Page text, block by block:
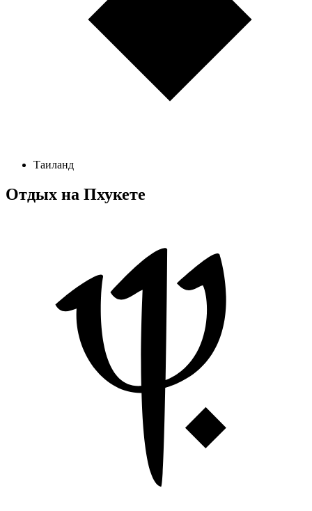
Таиланд
Отдых на Пхукете